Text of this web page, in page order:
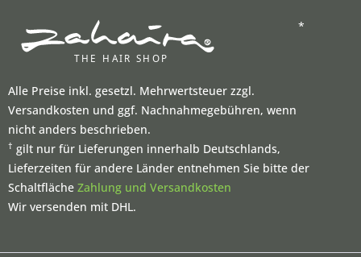
*
Alle Preise inkl. gesetzl. Mehrwertsteuer zzgl.
Versandkosten und ggf. Nachnahmegebühren, wenn
nicht anders beschrieben.
† gilt nur für Lieferungen innerhalb Deutschlands,
Lieferzeiten für andere Länder entnehmen Sie bitte der
Schaltfläche Zahlung und Versandkosten
Wir versenden mit DHL.